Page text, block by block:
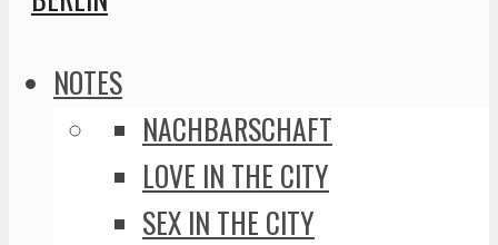
NOTES
NACHBARSCHAFT
LOVE IN THE CITY
SEX IN THE CITY